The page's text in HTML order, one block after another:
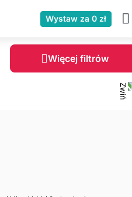
Wystaw za 0 zł
Więcej filtrów